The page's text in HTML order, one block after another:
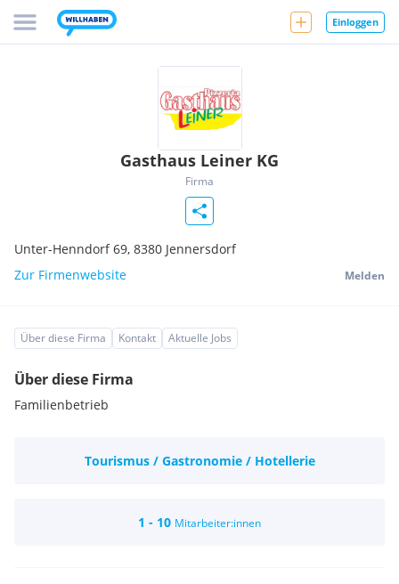
Einloggen
Gasthaus Leiner KG
Firma
Unter-Henndorf 69, 8380 Jennersdorf
Zur Firmenwebsite
Melden
Über diese Firma Kontakt Aktuelle Jobs
Über diese Firma
Familienbetrieb
Tourismus / Gastronomie / Hotellerie
1 - 10 Mitarbeiter:innen